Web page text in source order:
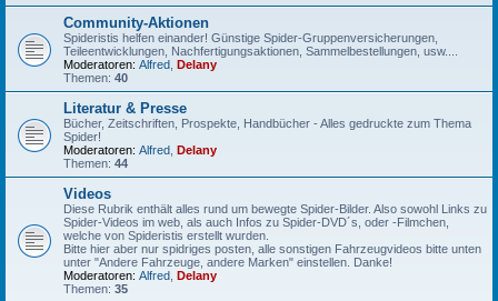
Community-Aktionen
Spideristis helfen einander! Günstige Spider-Gruppenversicherungen,
Teileentwicklungen, Nachfertigungsaktionen, Sammelbestellungen, usw....
Moderatoren: Alfred Delany
Themen: 40
Literatur & Presse
Bücher, Zeitschriften, Prospekte, Handbücher - Alles gedruckte zum Thema
Spider!
Moderatoren: Alfred Delany
Themen: 44
Videos
Diese Rubrik enthält alles rund um bewegte Spider-Bilder. Also sowohl Links zu
Spider-Videos im web, als auch Infos zu Spider-DVD´s, oder -Filmchen,
welche von Spideristis erstellt wurden.
Bitte hier aber nur spidriges posten, alle sonstigen Fahrzeugvideos bitte unten
unter "Andere Fahrzeuge, andere Marken" einstellen. Danke!
Moderatoren: Alfred Delany
Themen: 35